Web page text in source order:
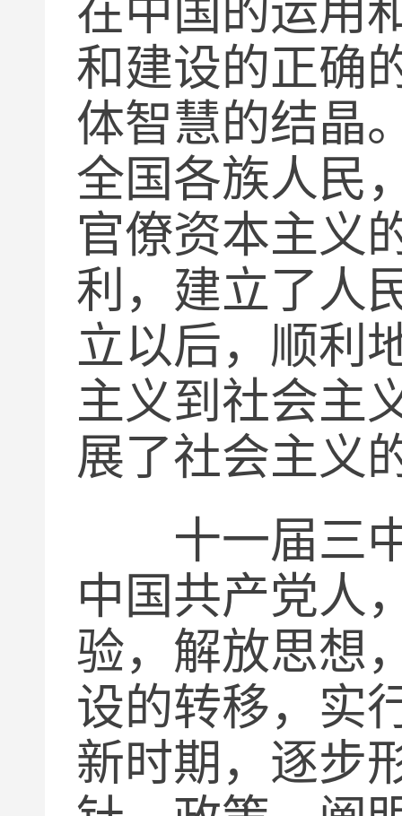
在中国的运用
和建设的正确
体智慧的结晶
全国各族人民
官僚资本主义
利，建立了人
立以后，顺利
主义到社会主
展了社会主义
十一届三中
中国共产党人
验，解放思想
设的转移，实
新时期，逐步